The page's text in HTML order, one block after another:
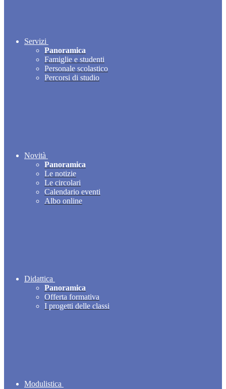
Servizi
Panoramica
Famiglie e studenti
Personale scolastico
Percorsi di studio
Novità
Panoramica
Le notizie
Le circolari
Calendario eventi
Albo online
Didattica
Panoramica
Offerta formativa
I progetti delle classi
Modulistica